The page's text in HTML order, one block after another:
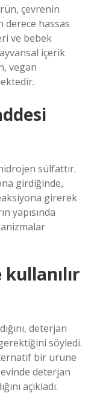
çevrenin
derece hassas
ve bebek
içerik
vegan
sülfattır.
girdiğinde,
girerek
yapısında
deterjan
söyledi.
bir ürüne
deterjan
açıkladı.